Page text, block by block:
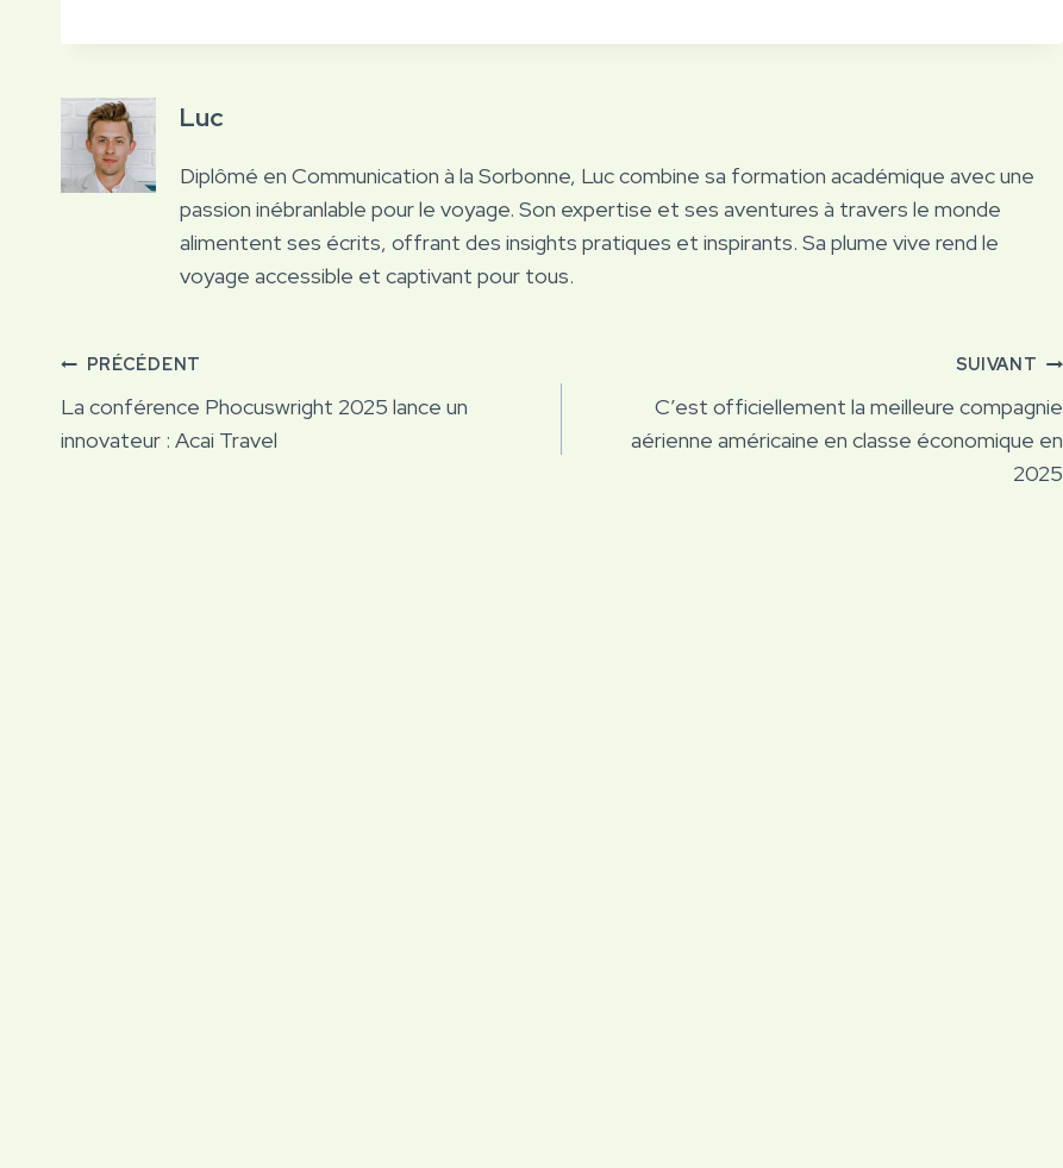
Luc
Diplômé en Communication à la Sorbonne, Luc combine sa formation académique avec une
passion inébranlable pour le voyage. Son expertise et ses aventures à travers le monde
alimentent ses écrits, offrant des insights pratiques et inspirants. Sa plume vive rend le
voyage accessible et captivant pour tous.
Navigation
de
PRÉCÉDENT
La conférence Phocuswright 2025 lance un
innovateur : Acai Travel
SUIVANT
C’est officiellement la meilleure compagnie
aérienne américaine en classe économique en
2025